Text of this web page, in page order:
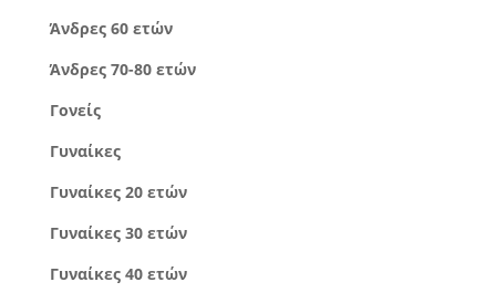
Άνδρες 60 ετών
Άνδρες 70-80 ετών
Γονείς
Γυναίκες
Γυναίκες 20 ετών
Γυναίκες 30 ετών
Γυναίκες 40 ετών